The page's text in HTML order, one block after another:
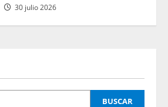
30 julio 2026
BUSCAR